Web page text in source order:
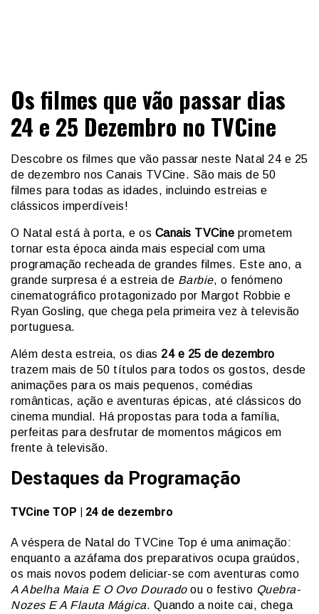
Central Comics
Os filmes que vão passar dias
24 e 25 Dezembro no TVCine
Descobre os filmes que vão passar neste Natal 24 e 25
de dezembro nos Canais TVCine. São mais de 50
filmes para todas as idades, incluindo estreias e
clássicos imperdíveis!
O Natal está à porta, e os Canais TVCine prometem
tornar esta época ainda mais especial com uma
programação recheada de grandes filmes. Este ano, a
grande surpresa é a estreia de Barbie, o fenómeno
cinematográfico protagonizado por Margot Robbie e
Ryan Gosling, que chega pela primeira vez à televisão
portuguesa.
Além desta estreia, os dias 24 e 25 de dezembro
trazem mais de 50 títulos para todos os gostos, desde
animações para os mais pequenos, comédias
românticas, ação e aventuras épicas, até clássicos do
cinema mundial. Há propostas para toda a família,
perfeitas para desfrutar de momentos mágicos em
frente à televisão.
Destaques da Programação
TVCine TOP | 24 de dezembro
A véspera de Natal do TVCine Top é uma animação:
enquanto a azáfama dos preparativos ocupa graúdos,
os mais novos podem deliciar-se com aventuras como
A Abelha Maia E O Ovo Douradoou o festivo Quebra-
Nozes E A Flauta Mágica. Quando a noite cai, chega